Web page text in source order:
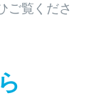
ご覧くださ